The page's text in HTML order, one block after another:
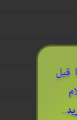
قبل
..